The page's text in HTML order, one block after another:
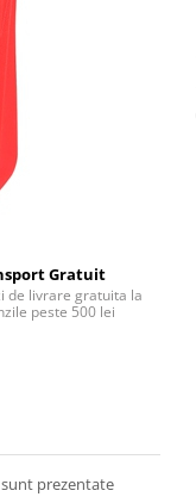
Gratuit
de livrare gratuita la
peste 500 lei
prezentate